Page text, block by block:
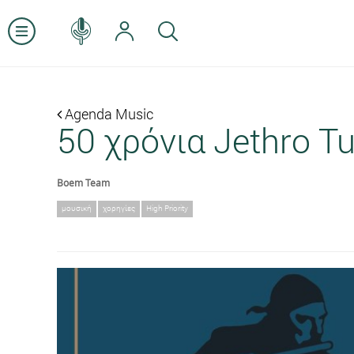
Agenda Music
50 χρόνια Jethro
Boem Team
μουσική χορηγίες High Priority